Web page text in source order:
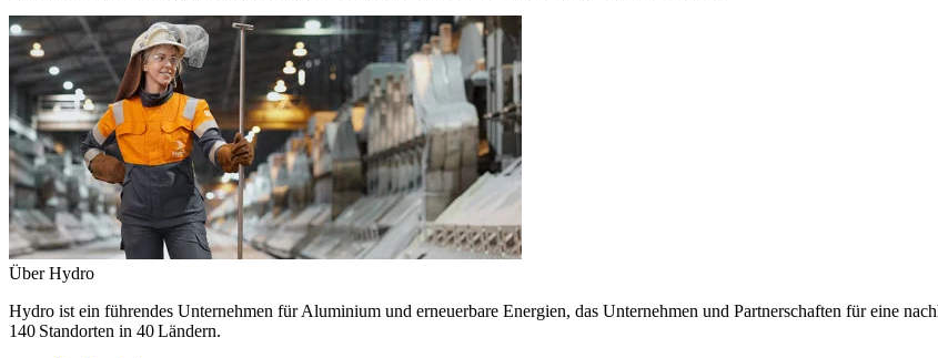
Über Hydro
Hydro ist ein führendes Unternehmen für Aluminium und erneuerbare Energien, das Unternehmen und Partnerschaften für eine
140 Standorten in 40 Ländern.